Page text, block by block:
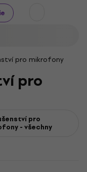
pro mikrofony
pro
pro
- všechny